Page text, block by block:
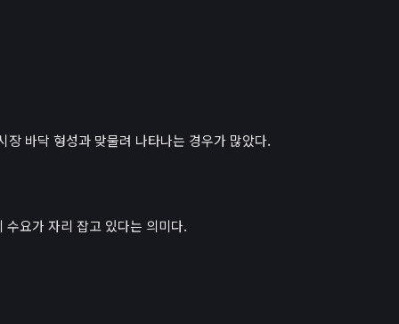
바닥 형성과 맞물려 나타나는 경우가 많았다.
요가 자리 잡고 있다는 의미다.